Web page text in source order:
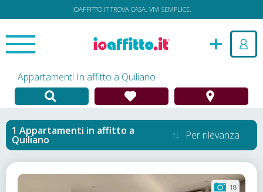
IOAFFITTO.IT TROVA CASA. VIVI SEMPLICE.
Appartamenti In affitto a Quiliano
Appartamenti in affitto a
Quiliano Per rilevanza
18